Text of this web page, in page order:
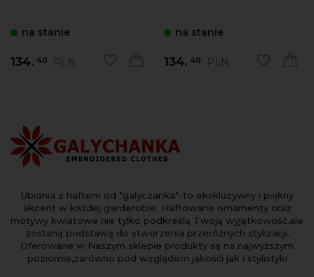
na stanie
134. 40 PLN
na stanie
134. 40 PLN
Ubrania z haftem od "galyczanka"-to ekskluzywny i piękny
akcent w każdej garderobie. Haftowane ornamenty oraz
motywy kwiatowe nie tylko podkreślą Twoją wyjątkowość,ale
zostaną podstawą do stworzenia przeróżnych stylizacji.
Oferowane w Naszym sklepie produkty są na najwyższym
poziomie,zarówno pod względem jakośći jak i stylistyki